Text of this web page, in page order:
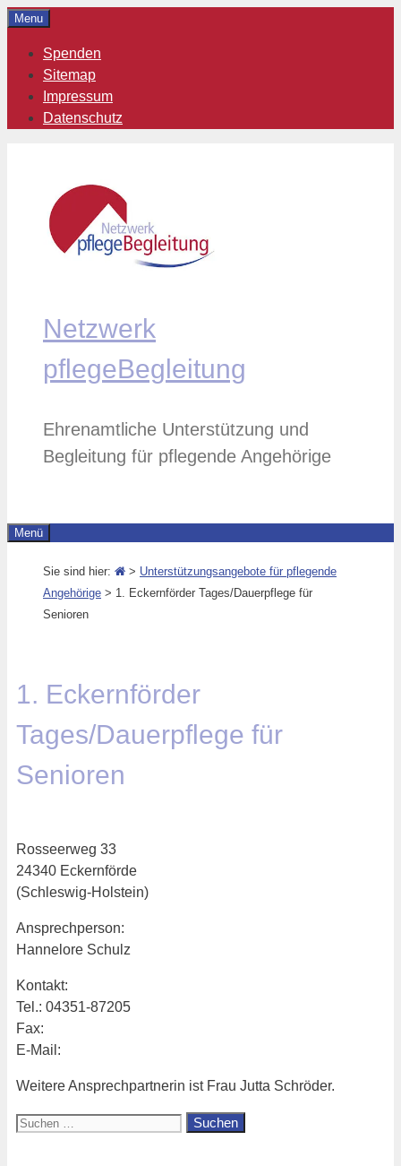
Zum
springen
Menu
Spenden
Sitemap
Impressum
Datenschutz
Netzwerk
pflegeBegleitung
Ehrenamtliche Unterstützung und
Begleitung für pflegende Angehörige
Menü
Sie sind hier: > Unterstützungsangebote für pflegende
Angehörige > 1. Eckernförder Tages/Dauerpflege für
Senioren
1. Eckernförder
Tages/Dauerpflege für
Senioren
Rosseerweg 33
24340 Eckernförde
(Schleswig-Holstein)
Ansprechperson:
Hannelore Schulz
Kontakt:
Tel.: 04351-87205
Fax:
E-Mail:
Weitere Ansprechpartnerin ist Frau Jutta Schröder.
Suchen